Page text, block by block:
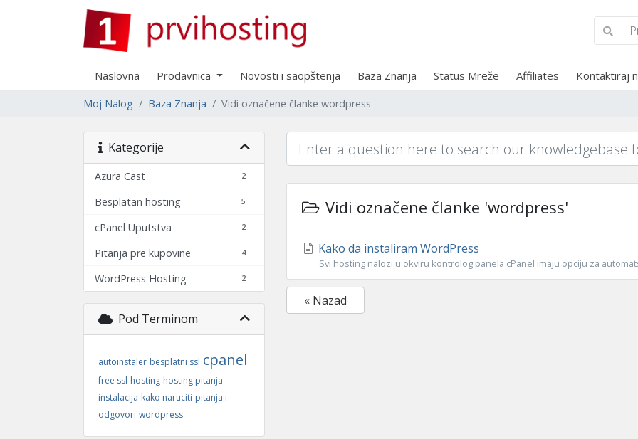
Naslovna Prodavnica Novosti i saopštenja Baza Znanja Status Mreže Affiliates Kontaktiraj
Moj Nalog Baza Znanja Vidi označene članke wordpress
Kategorije
2
Azura Cast
5
Besplatan hosting
2
cPanel Uputstva
4
Pitanja pre kupovine
2
WordPress Hosting
Pod Terminom
autoinstaler besplatni ssl cpanel
free ssl hosting hosting pitanja
instalacija kako naruciti pitanja i
odgovori wordpress
Vidi označene članke 'wordpress'
Kako da instaliram WordPress
Svi hosting nalozi u okviru kontrolog panela cPanel imaju opciju za
« Nazad